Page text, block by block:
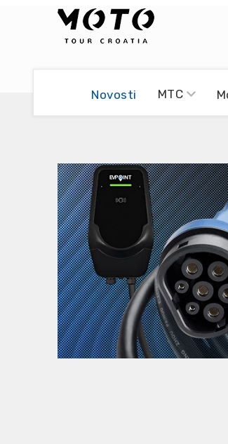
Novosti MTC
Moto servisi
Impressum
Damir Pritišanac - Prile
Dario Dinter - Moto TOZ
Igor Kreč - UmPaDrum
Igor Kukec Brmbi
Slaven Gajdek
MTC - Moto Tour Croatia
Moto putopisi
Vikend vožnje
Zanimljivost